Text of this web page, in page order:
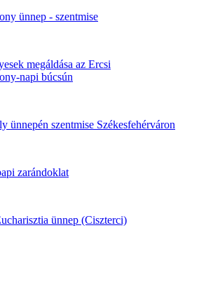
ünnep - szentmise
megáldása az Ercsi
napi búcsún
ünnepén szentmise Székesfehérváron
zarándoklat
ünnep (Ciszterci)